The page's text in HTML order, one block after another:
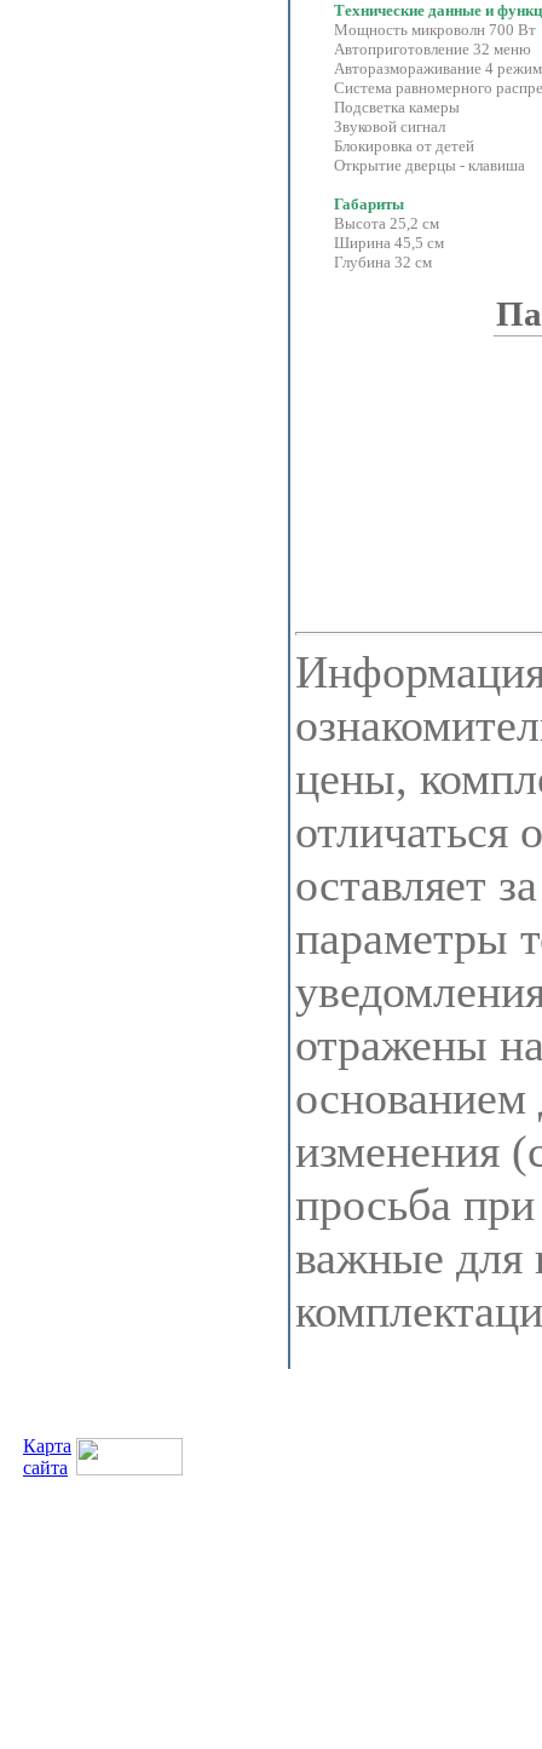
Технические данные и
Мощность микроволн 700 Вт
Автоприготовление 32 меню
Авторазмораживание 4
Система равномерного
Подсветка камеры
Звуковой сигнал
Блокировка от детей
Открытие дверцы - клавиша
Габариты
Высота 25,2 см
Ширина 45,5 см
Глубина 32 см
Информация
цены,
отличаться
оставляет
параметры
отражены
основанием
изменения
просьба
важные для
Карта
сайта